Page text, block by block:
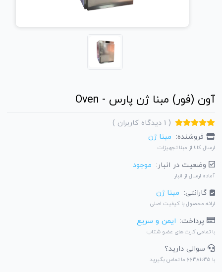
آون (فور) مبنا ژن پارس - Oven
(
1 دیدگاه کاربران )
فروشنده: مبنا ژن
ارسال کالا از مبنا تجهیزات
وضعیت در انبار: موجود
آماده ارسال از انبار
گارانتی: مبنا ژن
ارائه محصول با کیفیت اصلی
پرداخت: ایمن و سریع
با تمامی کارت های عضو شتاب
سوالی دارید؟
با 66381035 ما تماس بگیرید